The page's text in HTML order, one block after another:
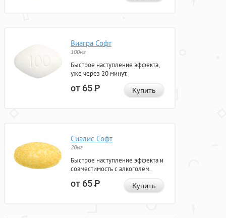
Виагра Софт
100мг
Быстрое наступление эффекта,
уже через 20 минут.
от 65Р Купить
Сиалис Софт
20мг
Быстрое наступление эффекта и
совместимость с алкоголем.
от 65Р Купить